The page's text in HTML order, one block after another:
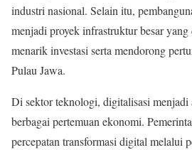
industri nasional. Selain itu,
menjadi proyek infrastruktur besar
menarik investasi serta mendorong
Pulau Jawa.
Di sektor teknologi, digitalisasi menjadi
berbagai pertemuan ekonomi.
percepatan transformasi digital melalui